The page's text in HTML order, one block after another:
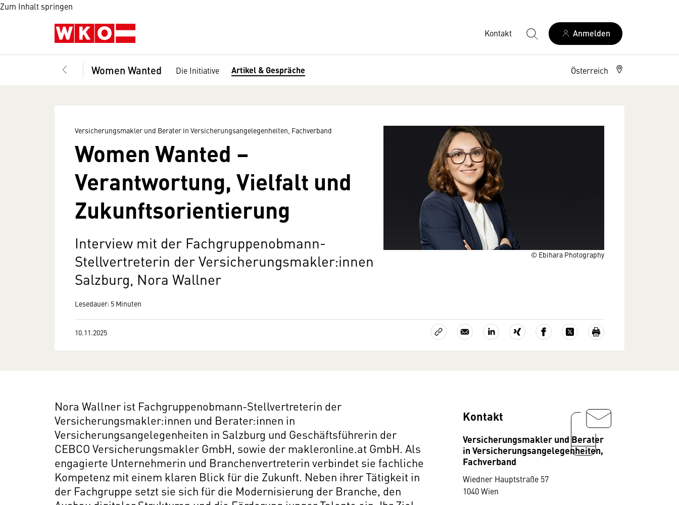
Zum Inhalt springen
Kontakt Anmelden
Women Wanted Die Initiative Artikel & Gespräche Österreich
© Ebihara Photography
Versicherungsmakler und Berater in Versicherungsangelegenheiten, Fachverband
Women Wanted –
Verantwortung, Vielfalt und
Zukunftsorientierung
Interview mit der Fachgruppenobmann-
Stellvertreterin der Versicherungsmakler:innen
Salzburg, Nora Wallner
Lesedauer: 5 Minuten
10.11.2025
Nora Wallner ist Fachgruppenobmann-Stellvertreterin der
Versicherungsmakler:innen und Berater:innen in
Versicherungsangelegenheiten in Salzburg und Geschäftsführerin der
CEBCO Versicherungsmakler GmbH, sowie der makleronline.at GmbH. Als
engagierte Unternehmerin und Branchenvertreterin verbindet sie fachliche
Kompetenz mit einem klaren Blick für die Zukunft. Neben ihrer Tätigkeit in
der Fachgruppe setzt sie sich für die Modernisierung der Branche, den
Kontakt
Versicherungsmakler und Berater
in Versicherungsangelegenheiten,
Fachverband
Wiedner Hauptstraße 57
1040 Wien